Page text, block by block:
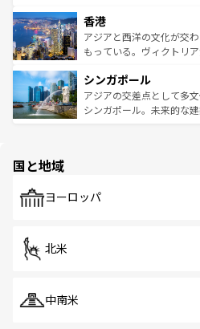
とつ。フォーやバインミ
ひ現地で味わいたい。ど
が旅行者を迎えてくれる
参照してほしい。
の活気が交差している。
帯で自然と触れ合い、南
いビーチでリゾート気分
激する。気候は一年中温
が待っている。親しみや
た文化、そして多様な観
香港
アジアと西洋の文化が交
もっている。ヴィクトリ
み、どこを訪れても感動
ており、効率よく見どこ
うな絶景から文化的な体
シンガポール
アジアの交差点として多
シンガポール。未来的な
で、ホーカーズは地元の
国と地域
ヨーロッパ
北米
中南米